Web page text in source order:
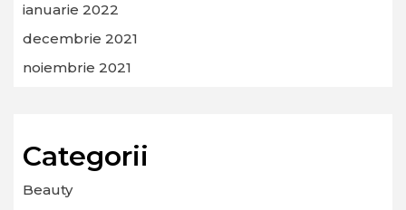
ianuarie 2022
decembrie 2021
noiembrie 2021
Categorii
Beauty